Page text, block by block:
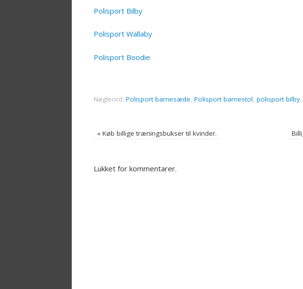
Polisport Bilby
Polisport Wallaby
Polisport Boodie
Nøgleord: Polisport barnesæde, Polisport barnestol, polisport bilby,
« Køb billige træningsbukser til kvinder.
Lukket for kommentarer.